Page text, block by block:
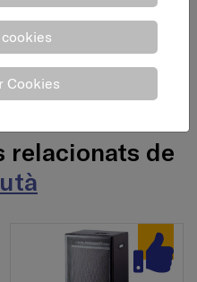
no consumits. Amb
els nivells de CO2 a
nivells marcats per la
de
Cookies